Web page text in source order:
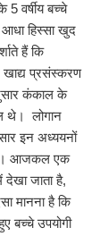
वर्षीय बच्चे
हिस्सा खुद
हैं कि
प्रसंस्करण
कंकाल के
थे। लोगान
इन अध्ययनों
आजकल एक
जाता है,
मानना है कि
बच्चे उपयोगी